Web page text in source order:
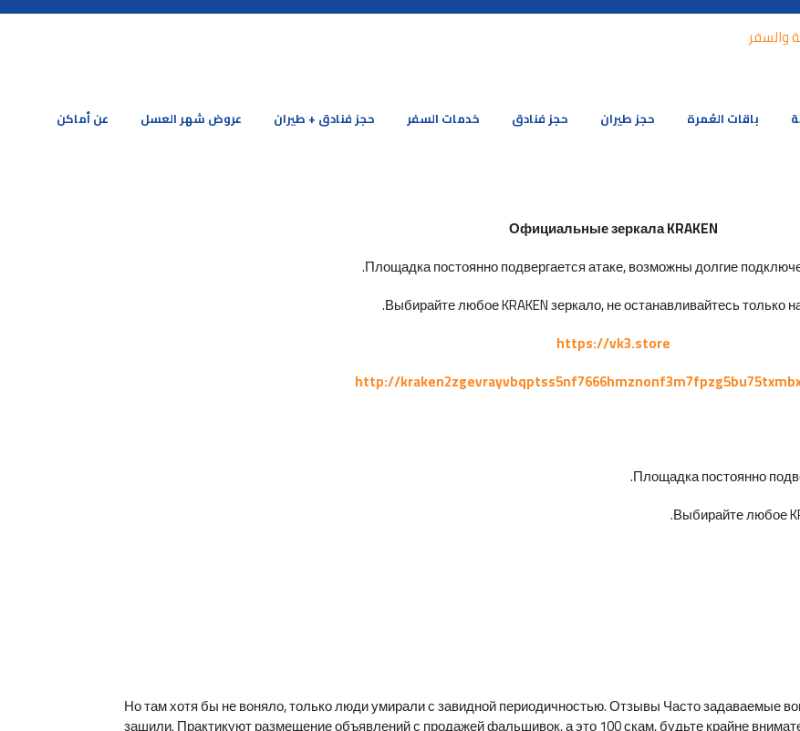
باقات العُمرة حجز طيران حجز فنادق خدمات السفر حجز فنادق + طيران عروض شهر العسل عن أماكن
Официальные зеркала KRAKEN
Площадка постоянно подвергается атаке, возможны долгие
Выбирайте любое KRAKEN зеркало, не останавливайтесь только
https://vk3.store
http://
Площадка постоянно
Выбирайте любое
Но там хотя бы не воняло, только люди умирали с завидной периодичностью. Отзывы Часто задаваемые